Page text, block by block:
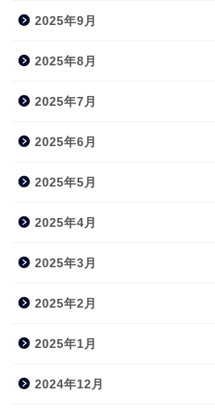
2025年9月
2025年8月
2025年7月
2025年6月
2025年5月
2025年4月
2025年3月
2025年2月
2025年1月
2024年12月